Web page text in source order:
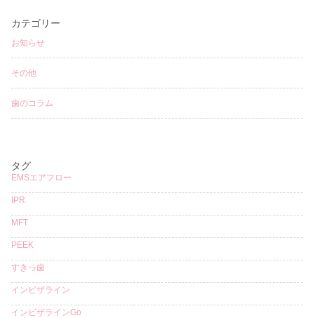
カテゴリー
お知らせ
その他
歯のコラム
タグ
EMSエアフロー
IPR
MFT
PEEK
すきっ歯
インビザライン
インビザラインGo